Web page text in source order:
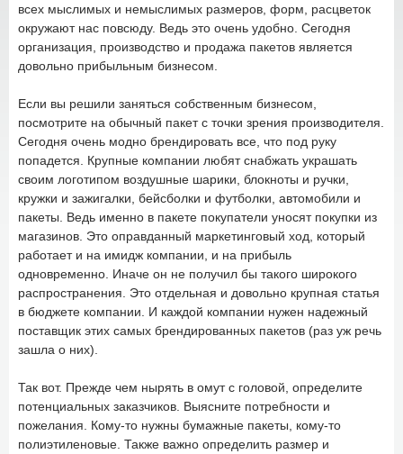
всех мыслимых и немыслимых размеров, форм, расцветок
окружают нас повсюду. Ведь это очень удобно. Сегодня
организация, производство и продажа пакетов является
довольно прибыльным бизнесом.
Если вы решили заняться собственным бизнесом,
посмотрите на обычный пакет с точки зрения производителя.
Сегодня очень модно брендировать все, что под руку
попадется. Крупные компании любят снабжать украшать
своим логотипом воздушные шарики, блокноты и ручки,
кружки и зажигалки, бейсболки и футболки, автомобили и
пакеты. Ведь именно в пакете покупатели уносят покупки из
магазинов. Это оправданный маркетинговый ход, который
работает и на имидж компании, и на прибыль
одновременно. Иначе он не получил бы такого широкого
распространения. Это отдельная и довольно крупная статья
в бюджете компании. И каждой компании нужен надежный
поставщик этих самых брендированных пакетов (раз уж речь
зашла о них).
Так вот. Прежде чем нырять в омут с головой, определите
потенциальных заказчиков. Выясните потребности и
пожелания. Кому-то нужны бумажные пакеты, кому-то
полиэтиленовые. Также важно определить размер и